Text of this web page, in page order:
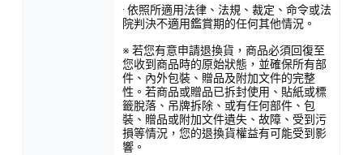
· 依照所適用法律、法規、裁定、命令或法
院判決不適用鑑賞期的任何其他情況。
※ 若您有意申請退換貨，商品必須回復至
您收到商品時的原始狀態，並確保所有部
件、內外包裝、贈品及附加文件的完整
性。若商品或贈品已拆封使用、貼紙或標
籤脫落、吊牌拆除、或有任何部件、包
裝、贈品或附加文件遺失、故障、受到污
損等情況，您的退換貨權益有可能受到影
響。